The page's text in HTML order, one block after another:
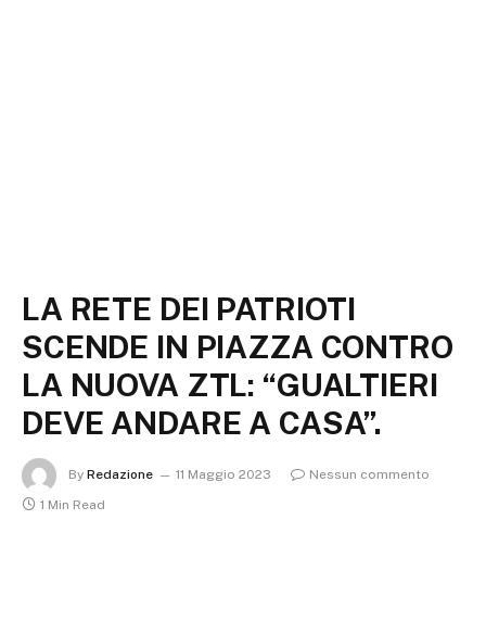
LA RETE DEI PATRIOTI
SCENDE IN PIAZZA CONTRO
LA NUOVA ZTL: “GUALTIERI
DEVE ANDARE A CASA”.
By Redazione 11 Maggio 2023
Nessun commento
1 Min Read